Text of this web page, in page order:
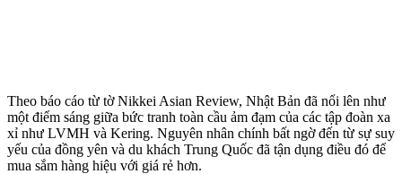
Theo báo cáo từ tờ Nikkei Asian Review, Nhật Bản đã nổi lên như
một điểm sáng giữa bức tranh toàn cầu ảm đạm của các tập đoàn xa
xỉ như LVMH và Kering. Nguyên nhân chính bất ngờ đến từ sự suy
yếu của đồng yên và du khách Trung Quốc đã tận dụng điều đó để
mua sắm hàng hiệu với giá rẻ hơn.